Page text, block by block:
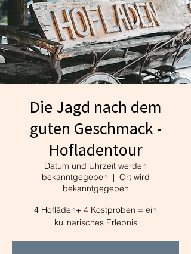
Die Jagd nach dem
guten Geschmack -
Hofladentour
Datum und Uhrzeit werden
bekanntgegeben
  |
Ort wird
bekanntgegeben
4 Hofläden+ 4 Kostproben = ein
kulinarisches Erlebnis